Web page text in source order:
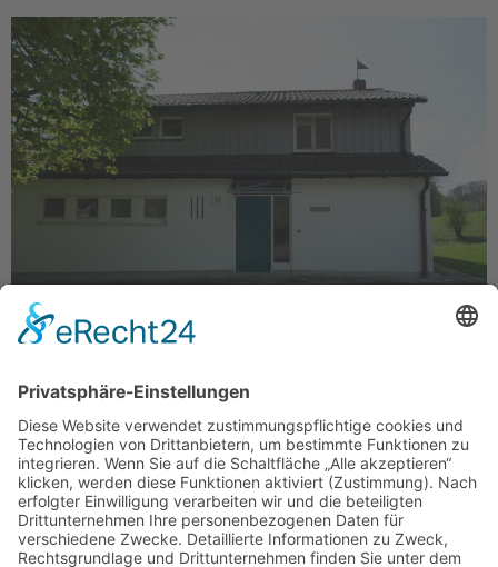
erste und mit seinen über 60 Jahren auch zugleich das
älteste SOS Kinderdorf in Deutschland. Bei einer
Besichtigung Ende letzten Jahres hatte ich die
Möglichkeit, mir SOS Kinderdorf vor Ort anzusehen.
Eine Mitarbeiterin führte uns durch das Dorf und hat uns
beschrieben, wie u.a. der Tagesablauf […]
Weiter